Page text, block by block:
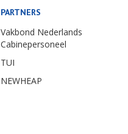
PARTNERS
Vakbond Nederlands
Cabinepersoneel
TUI
NEWHEAP